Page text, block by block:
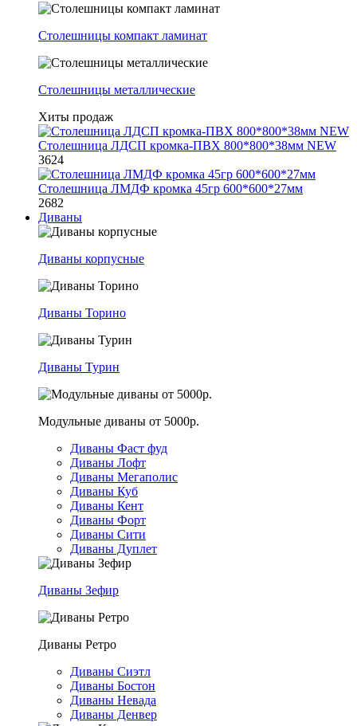
Столешницы компакт ламинат
Столешницы металлические
Хиты продаж
Столешница ЛДСП кромка-ПВХ 800*800*38мм NEW
3624
Столешница ЛМДФ кромка 45гр 600*600*27мм
2682
Диваны
Диваны корпусные
Диваны Торино
Диваны Турин
Модульные диваны от 5000р.
Диваны Фаст фуд
Диваны Лофт
Диваны Мегаполис
Диваны Куб
Диваны Кент
Диваны Форт
Диваны Сити
Диваны Дуплет
Диваны Зефир
Диваны Ретро
Диваны Сиэтл
Диваны Бостон
Диваны Невада
Диваны Денвер